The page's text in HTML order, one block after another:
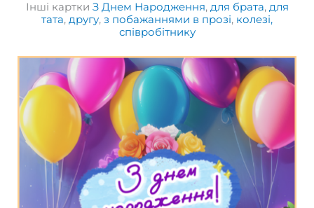
Інші картки З Днем Народження, для брата, для
тата, другу, з побажаннями в прозі, колезі,
співробітнику